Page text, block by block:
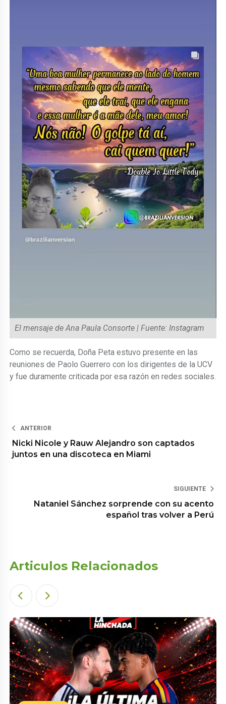
El mensaje de Ana Paula Consorte | Fuente: Instagram
Como se recuerda, Doña Peta estuvo presente en las
reuniones de Paolo Guerrero con los dirigentes de la UCV
y fue duramente criticada por esa razón en redes sociales.
ANTERIOR
Nicki Nicole y Rauw Alejandro son captados
juntos en una discoteca en Miami
SIGUIENTE
Nataniel Sánchez sorprende con su acento
español tras volver a Perú
Articulos Relacionados